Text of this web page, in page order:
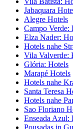
Jabaquara
Alegre Hotels
Campo Verde:
Elza Nader:
Hotels nahe
Vila Valverde:
Glória: Hotels
Marapé Hotels
Hotels nahe
Santa Teresa
Hotels nahe
Sao Floriano
Enseada Azul:
Pousadas in